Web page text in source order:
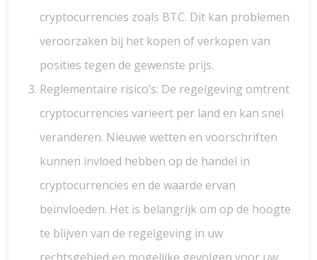
cryptocurrencies zoals BTC. Dit kan problemen
veroorzaken bij het kopen of verkopen van
posities tegen de gewenste prijs.
Reglementaire risico’s: De regelgeving omtrent
cryptocurrencies varieert per land en kan snel
veranderen. Nieuwe wetten en voorschriften
kunnen invloed hebben op de handel in
cryptocurrencies en de waarde ervan
beïnvloeden. Het is belangrijk om op de hoogte
te blijven van de regelgeving in uw